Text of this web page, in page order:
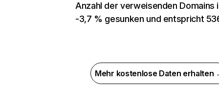
Anzahl der verweisenden Domains
-3,7 % gesunken und entspricht
Mehr kostenlose Daten erhalten